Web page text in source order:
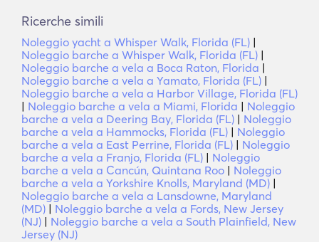
Ricerche simili
Noleggio yacht a Whisper Walk, Florida (FL) |
Noleggio barche a Whisper Walk, Florida (FL) |
Noleggio barche a vela a Boca Raton, Florida |
Noleggio barche a vela a Yamato, Florida (FL) |
Noleggio barche a vela a Harbor Village, Florida (FL)
| Noleggio barche a vela a Miami, Florida | Noleggio
barche a vela a Deering Bay, Florida (FL) | Noleggio
barche a vela a Hammocks, Florida (FL) | Noleggio
barche a vela a East Perrine, Florida (FL) | Noleggio
barche a vela a Franjo, Florida (FL) | Noleggio
barche a vela a Cancún, Quintana Roo | Noleggio
barche a vela a Yorkshire Knolls, Maryland (MD) |
Noleggio barche a vela a Lansdowne, Maryland
(MD) | Noleggio barche a vela a Fords, New Jersey
(NJ) | Noleggio barche a vela a South Plainfield, New
Jersey (NJ)